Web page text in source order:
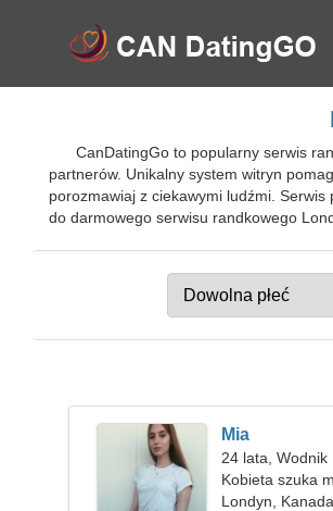
CanDatingGo to popularny serwis
partnerów. Unikalny system witryn
porozmawiaj z ciekawymi ludźmi.
do darmowego serwisu randkowego
Mia
24 lata, Wodnik
Kobieta szuka
Londyn, Kanada